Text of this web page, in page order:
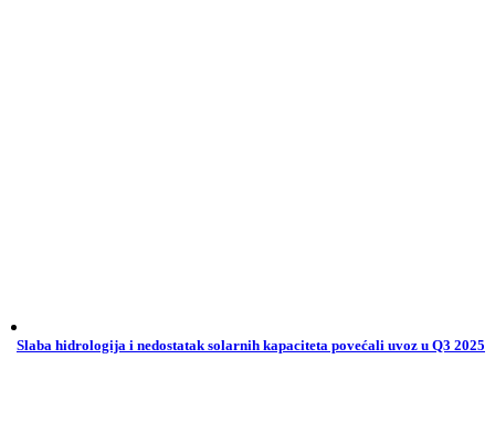
Slaba hidrologija i nedostatak solarnih kapaciteta povećali uvoz u Q3 2025